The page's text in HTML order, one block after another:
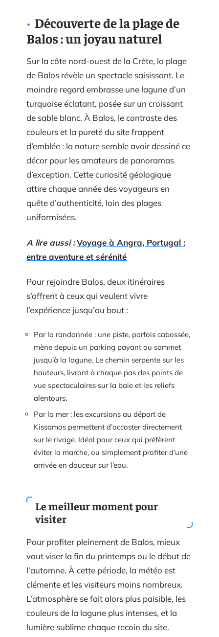
Découverte de la plage de
Balos : un joyau naturel
Sur la côte nord-ouest de la Crète, la plage
de Balos révèle un spectacle saisissant. Le
moindre regard embrasse une lagune d’un
turquoise éclatant, posée sur un croissant
de sable blanc. À Balos, le contraste des
couleurs et la pureté du site frappent
d’emblée : la nature semble avoir dessiné ce
décor pour les amateurs de panoramas
d’exception. Cette curiosité géologique
attire chaque année des voyageurs en
quête d’authenticité, loin des plages
uniformisées.
A lire aussi :Voyage à Angra, Portugal :
entre aventure et sérénité
Pour rejoindre Balos, deux itinéraires
s’offrent à ceux qui veulent vivre
l’expérience jusqu’au bout :
Par la randonnée : une piste, parfois cabossée,
mène depuis un parking payant au sommet
jusqu’à la lagune. Le chemin serpente sur les
hauteurs, livrant à chaque pas des points de
vue spectaculaires sur la baie et les reliefs
alentours.
Par la mer : les excursions au départ de
Kissamos permettent d’accoster directement
sur le rivage. Idéal pour ceux qui préfèrent
éviter la marche, ou simplement profiter d’une
arrivée en douceur sur l’eau.
Le meilleur moment pour
visiter
Pour profiter pleinement de Balos, mieux
vaut viser la fin du printemps ou le début de
l’automne. À cette période, la météo est
clémente et les visiteurs moins nombreux.
L’atmosphère se fait alors plus paisible, les
couleurs de la lagune plus intenses, et la
lumière sublime chaque recoin du site.